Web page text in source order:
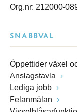
Org.nr: 212000-
SNABBVAL
Öppettider växel
Anslagstavla
Lediga jobb
Felanmälan